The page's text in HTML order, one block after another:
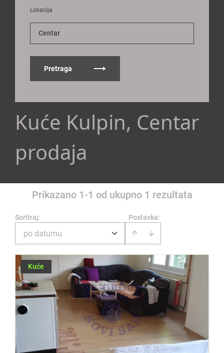
Lokacija
Centar
Pretraga
Kuće Kulpin, Centar
prodaja
Prikazano 1-1 od ukupno 1 rezultata
Postavka:
Sortiraj:
po datumu
Kuće